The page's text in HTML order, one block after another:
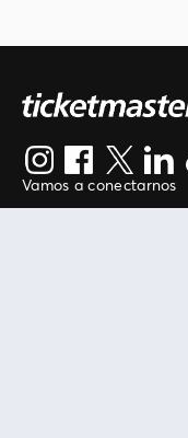
Vamos a conectarnos